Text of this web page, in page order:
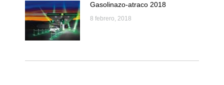
Gasolinazo-atraco 2018
8 febrero, 2018